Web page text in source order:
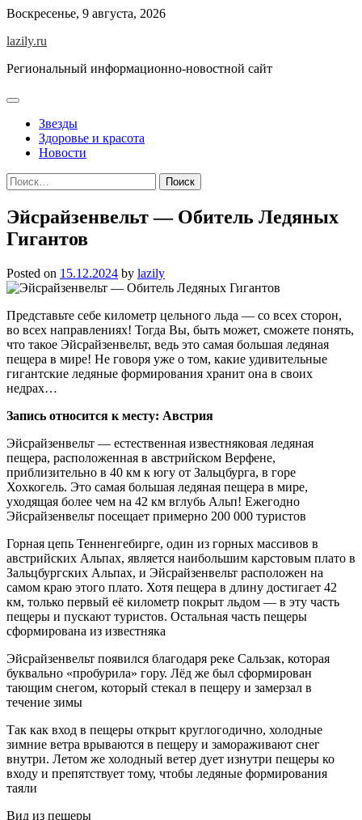
Skip
content
Воскресенье, 9 августа, 2026
lazily.ru
Региональный информационно-новостной сайт
Звезды
Здоровье и красота
Новости
Найти:
Эйсрайзенвельт — Обитель Ледяных
Гигантов
Posted on 15.12.2024 by lazily
Представьте себе километр цельного льда — со всех сторон,
во всех направлениях! Тогда Вы, быть может, сможете понять,
что такое Эйсрайзенвельт, ведь это самая большая ледяная
пещера в мире! Не говоря уже о том, какие удивительные
гигантские ледяные формирования хранит она в своих
недрах…
Запись относится к месту: Австрия
Эйсрайзенвельт — естественная известняковая ледяная
пещера, расположенная в австрийском Верфене,
приблизительно в 40 км к югу от Зальцбурга, в горе
Хохкогель. Это самая большая ледяная пещера в мире,
уходящая более чем на 42 км вглубь Альп! Ежегодно
Эйсрайзенвельт посещает примерно 200 000 туристов
Горная цепь Тенненгебирге, один из горных массивов в
австрийских Альпах, является наибольшим карстовым плато в
Зальцбургских Альпах, и Эйсрайзенвельт расположен на
самом краю этого плато. Хотя пещера в длину достигает 42
км, только первый её километр покрыт льдом — в эту часть
пещеры и пускают туристов. Остальная часть пещеры
сформирована из известняка
Эйсрайзенвельт появился благодаря реке Сальзак, которая
буквально «пробурила» гору. Лёд же был сформирован
тающим снегом, который стекал в пещеру и замерзал в
течение зимы
Так как вход в пещеры открыт круглогодично, холодные
зимние ветра врываются в пещеру и замораживают снег
внутри. Летом же холодный ветер дует изнутри пещеры ко
входу и препятствует тому, чтобы ледяные формирования
таяли
Вид из пещеры